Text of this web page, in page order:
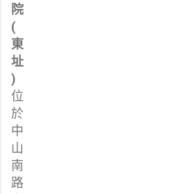
院
(
東
址
)
位
於
中
山
南
路